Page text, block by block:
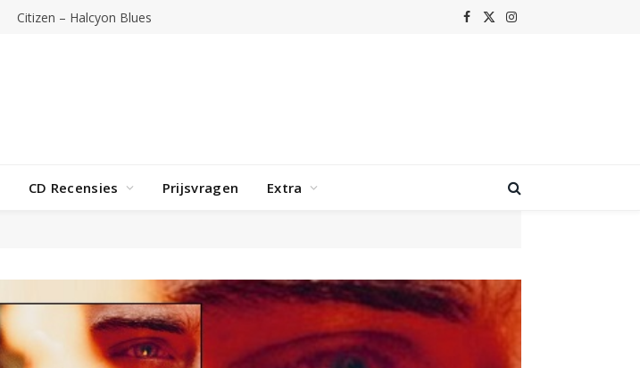
Citizen – Halcyon Blues Facebook
X
Instagram
CD Recensies Prijsvragen Extra